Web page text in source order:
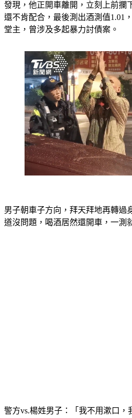
發現，他正開車離開，立刻上前攔
還不肯配合，最後測出酒測值1.01
堂主，曾涉及多起暴力討債案。
男子朝車子方向，拜天拜地再轉過
道沒問題，喝酒居然還開車，一測
警方vs.楊姓男子：「我不用漱口，